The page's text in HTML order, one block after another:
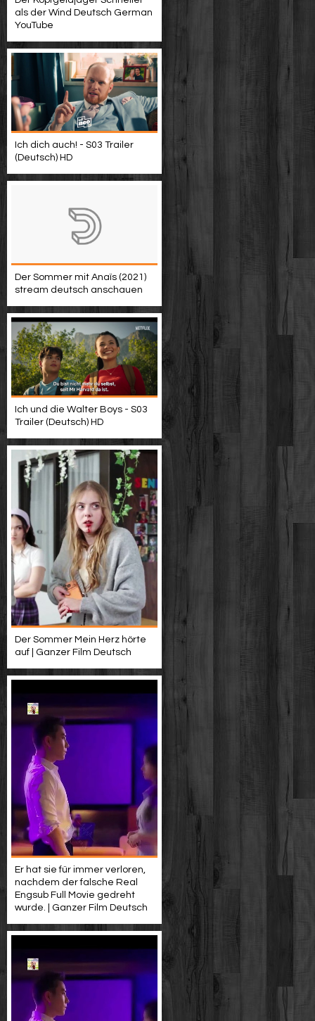
als der Wind Deutsch German
YouTube
Ich dich auch! - S03 Trailer
(Deutsch) HD
Der Sommer mit Anaïs (2021)
stream deutsch anschauen
Ich und die Walter Boys - S03
Trailer (Deutsch) HD
Der Sommer Mein Herz hörte
auf | Ganzer Film Deutsch
Er hat sie für immer verloren,
nachdem der falsche Real
Engsub Full Movie gedreht
wurde. | Ganzer Film Deutsch